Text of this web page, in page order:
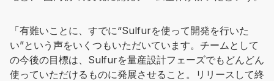
「有難いことに、すでに“Sulfurを使って開発を行いた
い”という声をいくつもいただいています。チームとして
の今後の目標は、Sulfurを量産設計フェーズでもどんどん
使っていただけるものに発展させること。リリースして終